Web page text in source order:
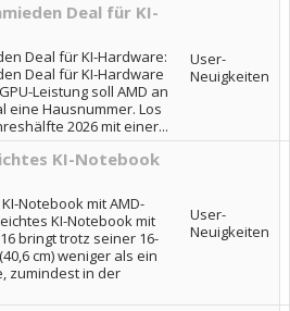
Deal für KI-
Deal für KI-Hardware:
Deal für KI-Hardware
Leistung soll AMD an
eine Hausnummer. Los
2026 mit einer...
User-
Neuigkeiten
KI-Notebook
Notebook mit AMD-
KI-Notebook mit
bringt trotz seiner 16-
cm) weniger als ein
zumindest in der
User-
Neuigkeiten